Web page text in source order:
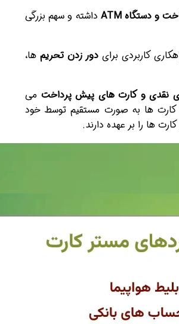
و دستگاه ATM داشته و سهم بزرگی
کاربردی برای دور زدن تحریمها،
نقدی و کارت های پیش پرداخت می
کارت ها به صورت مستقیم توسط خود
ها را بر عهده دارند.